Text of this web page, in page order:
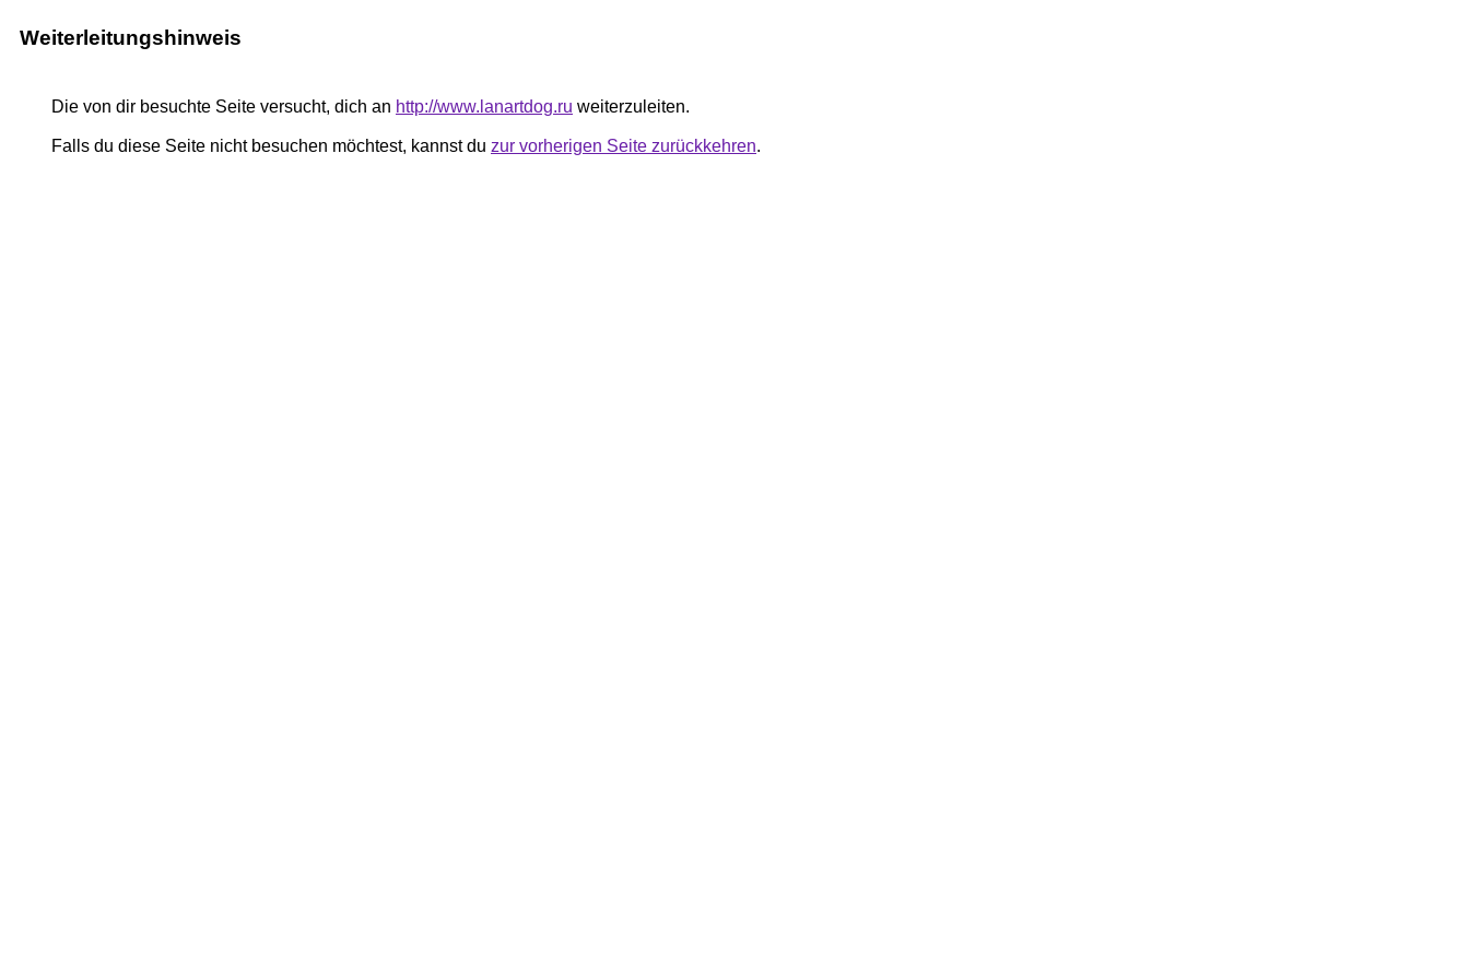
Weiterleitungshinweis
Die von dir besuchte Seite versucht, dich an http://www.lanartdog.ru weiterzuleiten.
Falls du diese Seite nicht besuchen möchtest, kannst du zur vorherigen Seite zurückkehren.